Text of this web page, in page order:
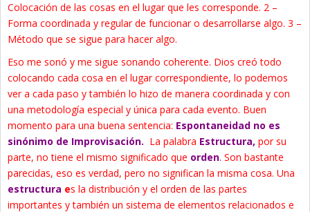
Colocación de las cosas en el lugar que les corresponde. 2 –
Forma coordinada y regular de funcionar o desarrollarse algo. 3 –
Método que se sigue para hacer algo.
Eso me sonó y me sigue sonando coherente. Dios creó todo
colocando cada cosa en el lugar correspondiente, lo podemos
ver a cada paso y también lo hizo de manera coordinada y con
una metodología especial y única para cada evento. Buen
momento para una buena sentencia: Espontaneidad no es
sinónimo de Improvisación. La palabra Estructura, por su
parte, no tiene el mismo significado que orden. Son bastante
parecidas, eso es verdad, pero no significan la misma cosa. Una
estructura es la distribución y el orden de las partes
importantes y también un sistema de elementos relacionados e